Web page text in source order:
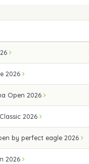
2026
Open 2026
2026
by perfect eagle 2026
2026